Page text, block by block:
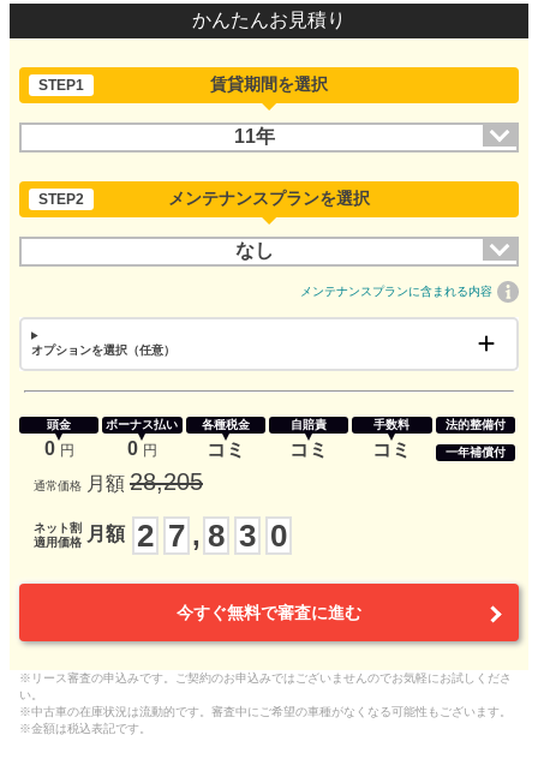
かんたんお見積り
STEP1 賃貸期間を選択
11年
STEP2 メンテナンスプランを選択
なし
メンテナンスプランに含まれる内容
オプションを選択（任意）
頭金
0 円
ボーナス払い
0 円
各種税金
コミ
自賠責
コミ
手数料
コミ
法的整備付
一年補償付
通常価格 月額 28,205
ネット割
適用価格
月額 2 7 , 8 3 0
今すぐ無料で審査に進む
※リース審査の申込みです。ご契約のお申込みではございませんのでお気軽にお試しくださ
い。
※中古車の在庫状況は流動的です。審査中にご希望の車種がなくなる可能性もございます。
※金額は税込表記です。